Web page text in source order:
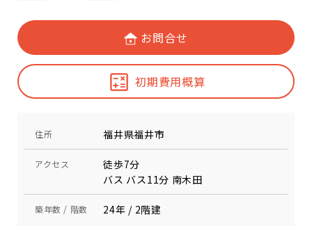
お問合せ
初期費用概算
住所 福井県福井市
アクセス
徒歩7分
バス バス11分 南木田
築年数 / 階数 24年 / 2階建